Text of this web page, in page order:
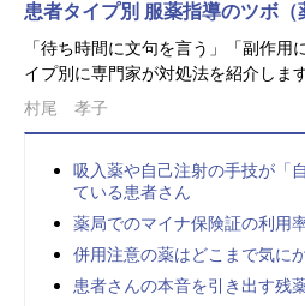
患者タイプ別 服薬指導のツボ（
「待ち時間に文句を言う」「副作用
イプ別に専門家が対処法を紹介します
村尾 孝子
吸入薬や自己注射の手技が「
ている患者さん
薬局でのマイナ保険証の利用
併用注意の薬はどこまで気に
患者さんの本音を引き出す残